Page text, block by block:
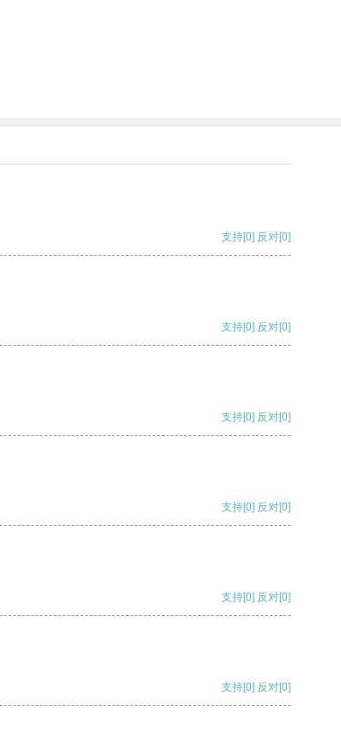
支持[0] 反对[0]
支持[0] 反对[0]
支持[0] 反对[0]
支持[0] 反对[0]
支持[0] 反对[0]
支持[0] 反对[0]